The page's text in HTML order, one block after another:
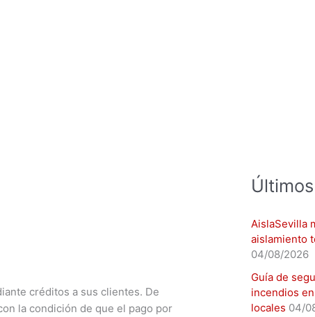
créditos a sus clientes. De
la condición de que el pago por
AislaSevilla
aislamiento
04/08/2026
Guía de
incendios
locales 04/